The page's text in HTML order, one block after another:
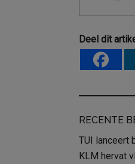
Deel dit
RECENTE
TUI lanceert
KLM hervat